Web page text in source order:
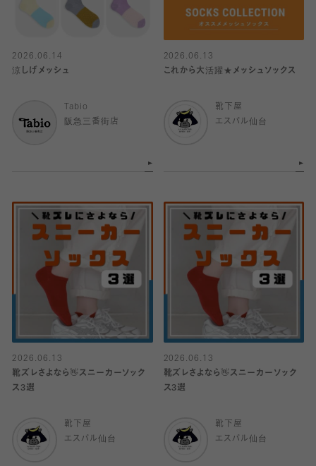
2026.06.14
涼しげメッシュ
Tabio
阪急三番街店
2026.06.13
これから大活躍★メッシュソックス
靴下屋
エスパル仙台
2026.06.13
靴ズレさよなら👋スニーカーソック
ス3選
靴下屋
エスパル仙台
2026.06.13
靴ズレさよなら👋スニーカーソック
ス3選
靴下屋
エスパル仙台